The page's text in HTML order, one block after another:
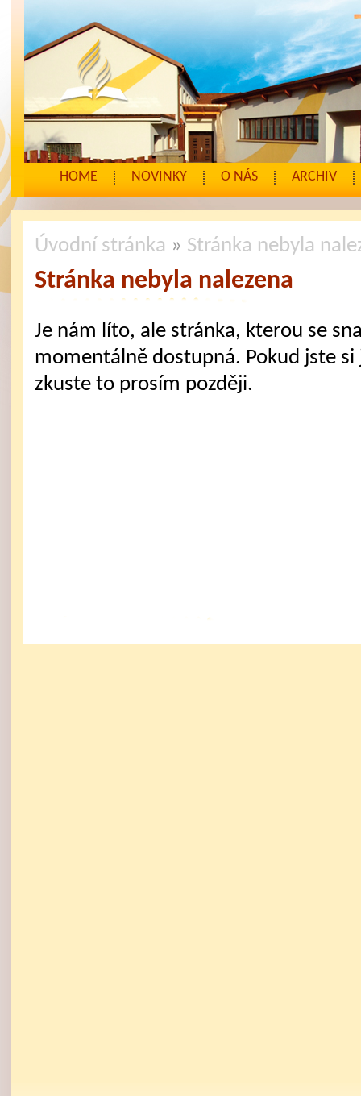
HOME NOVINKY O NÁS ARCHIV
Úvodní stránka » Stránka nebyla
Stránka nebyla nalezena
Je nám líto, ale stránka, kterou se
momentálně dostupná. Pokud jste
zkuste to prosím později.